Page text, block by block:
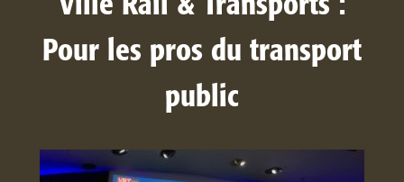
Pour les pros du transport
public